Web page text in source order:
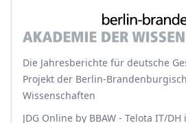
Die Jahresberichte für deutsche
Projekt der Berlin-
Wissenschaften
JDG Online by BBAW - Telota IT/DH